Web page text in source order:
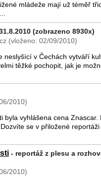
mládeže mají už téměř
(zobrazeno 8930x)
(vloženo: 02/09/2010)
neslyšící v Čechách vytváří
těžké pochopit, jak je
2010)
byla vyhlášena cena Znascar.
se v přiložené reportáži
- reportáž z plesu a
2010)